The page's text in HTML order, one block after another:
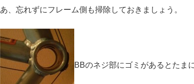
あ、忘れずにフレーム側も掃除しておきましょう。
BBのネジ部にゴミがあるとたま